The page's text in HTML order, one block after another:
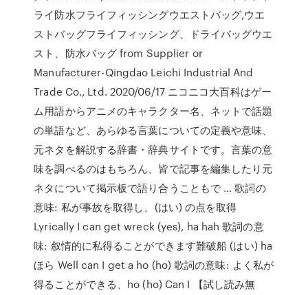
ライ防水フライフィッシングウエストバッグ,ウエ
ストバッグフライフィッシング、ドライバッグウエ
スト、防水バッグ from Supplier or
Manufacturer-Qingdao Leichi Industrial And
Trade Co., Ltd. 2020/06/17 ニコニコ大百科はゲー
ム用語からアニメのキャラクター名、ネットで話題
の単語など、あらゆる言葉についての定義や意味、
元ネタを解説する辞書・辞典サイトです。言葉の意
味を調べるのはもちろん、皆で記事を編集したり元
ネタについて掲示板で語り合うこともで … 歌詞の
意味: 私が事故を取得し、(はい) の点を取得
Lyrically I can get wreck (yes), ha hah 歌詞の意
味: 叙情的に私得ることができます難破船 (はい) ha
ほら Well can I get a ho (ho) 歌詞の意味: よく私が
得ることができる、ho (ho) Can I 【試し読み無